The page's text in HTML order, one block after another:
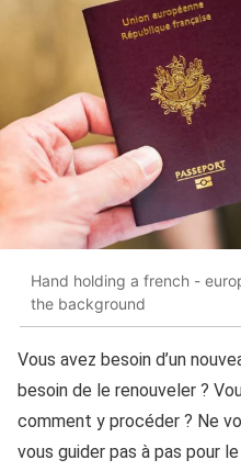
Hand holding a french -
the background
Vous avez besoin d’un
besoin de le renouveler ?
comment y procéder ? Ne
vous guider pas à pas pour